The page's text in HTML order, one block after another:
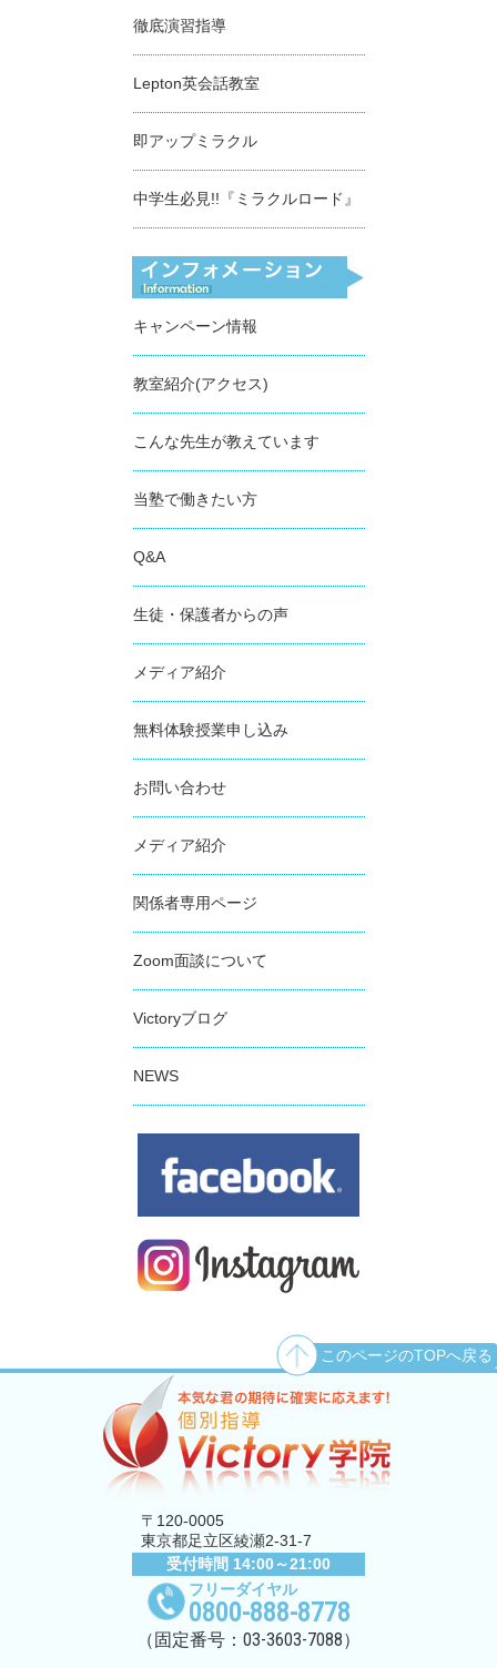
徹底演習指導
Lepton英会話教室
即アップミラクル
中学生必見!!『ミラクルロード』
キャンペーン情報
教室紹介(アクセス)
こんな先生が教えています
当塾で働きたい方
Q&A
生徒・保護者からの声
メディア紹介
無料体験授業申し込み
お問い合わせ
メディア紹介
関係者専用ページ
Zoom面談について
Victoryブログ
NEWS
このページのTOPへ戻る
〒120-0005
東京都足立区綾瀬2-31-7
受付時間 14:00～21:00
フリーダイヤル
0800-888-8778
（固定番号： 03-3603-7088）